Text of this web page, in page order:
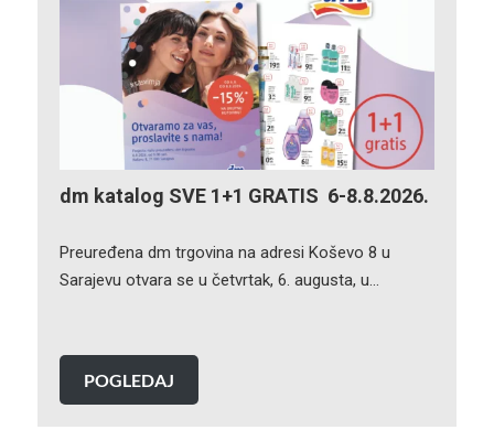
dm katalog SVE 1+1 GRATIS 6-8.8.2026.
Preuređena dm trgovina na adresi Koševo 8 u
Sarajevu otvara se u četvrtak, 6. augusta, u…
POGLEDAJ